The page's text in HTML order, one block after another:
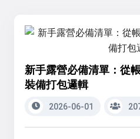
新手露營必備清單：從
裝備打包邏輯
2026-06-01